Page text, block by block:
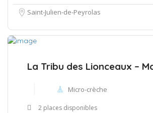
Saint-Julien-de-Peyrolas
La Tribu des Lionceaux –
Micro-crèche
2 places disponibles